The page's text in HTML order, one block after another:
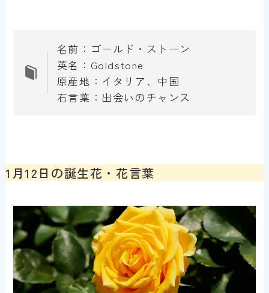
名前：ゴールド・ストーン
英名：Goldstone
原産地：イタリア、中国
石言葉：出会いのチャンス
1月12日の誕生花・花言葉